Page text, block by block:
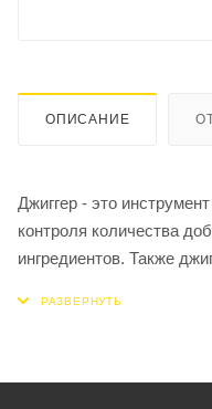
ОПИСАНИЕ
Джиггер - это
контроля количества
ингредиентов. Также